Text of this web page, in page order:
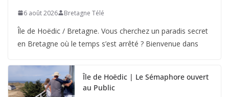
6 août 2026 Bretagne Télé
Île de Hoëdic / Bretagne. Vous cherchez un paradis secret
en Bretagne où le temps s’est arrêté ? Bienvenue dans
Île de Hoëdic | Le Sémaphore ouvert
au Public